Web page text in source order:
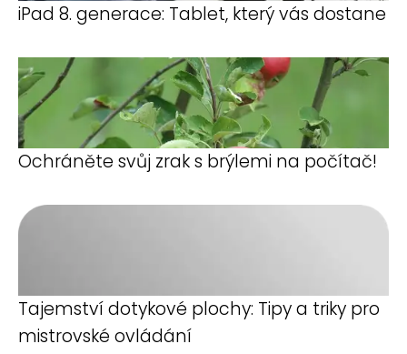
iPad 8. generace: Tablet, který vás dostane
Ochráněte svůj zrak s brýlemi na počítač!
Tajemství dotykové plochy: Tipy a triky pro
mistrovské ovládání